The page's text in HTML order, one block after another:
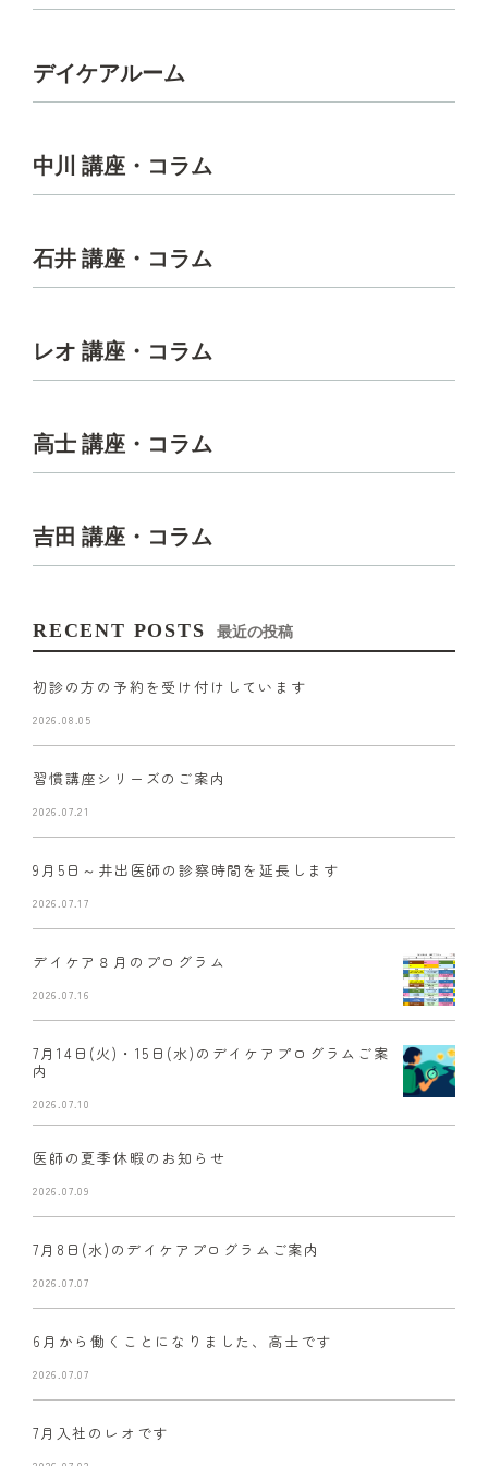
デイケアルーム
中川 講座・コラム
石井 講座・コラム
レオ 講座・コラム
高士 講座・コラム
吉田 講座・コラム
RECENT POSTS 最近の投稿
初診の方の予約を受け付けしています
2026.08.05
習慣講座シリーズのご案内
2026.07.21
9月5日～井出医師の診察時間を延長します
2026.07.17
デイケア８月のプログラム
2026.07.16
7月14日(火)・15日(水)のデイケアプログラムご案
内
2026.07.10
医師の夏季休暇のお知らせ
2026.07.09
7月8日(水)のデイケアプログラムご案内
2026.07.07
6月から働くことになりました、高士です
2026.07.07
7月入社のレオです